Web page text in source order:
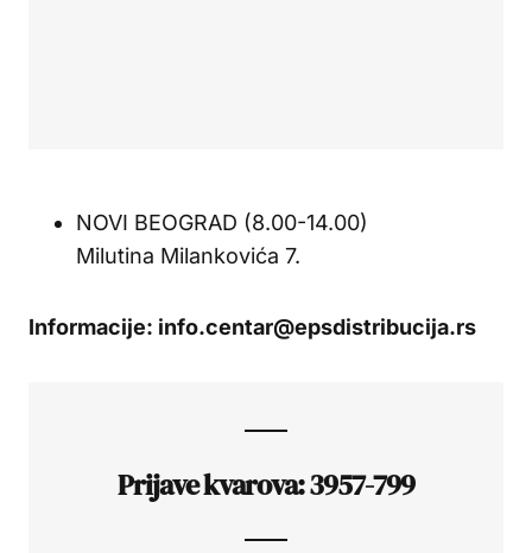
NOVI BEOGRAD (8.00-14.00)
Milutina Milankovića 7.
Informacije: info.centar@epsdistribucija.rs
Prijave kvarova: 3957-799